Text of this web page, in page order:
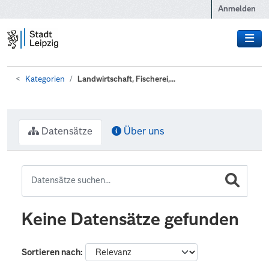
Anmelden
Kategorien Landwirtschaft, Fischerei,...
Datensätze Über uns
Keine Datensätze gefunden
Sortieren nach